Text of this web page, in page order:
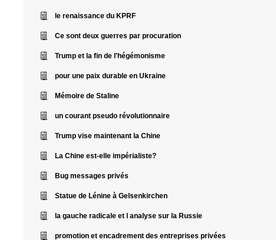
le renaissance du KPRF
Ce sont deux guerres par procuration
Trump et la fin de l'hégémonisme
pour une paix durable en Ukraine
Mémoire de Staline
un courant pseudo révolutionnaire
Trump vise maintenant la Chine
La Chine est-elle impérialiste?
Bug messages privés
Statue de Lénine à Gelsenkirchen
la gauche radicale et l analyse sur la Russie
promotion et encadrement des entreprises privées